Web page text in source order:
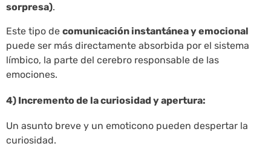
sorpresa).
Este tipo de comunicación instantánea y emocional
puede ser más directamente absorbida por el sistema
límbico, la parte del cerebro responsable de las
emociones.
4) Incremento de la curiosidad y apertura:
Un asunto breve y un emoticono pueden despertar la
curiosidad.